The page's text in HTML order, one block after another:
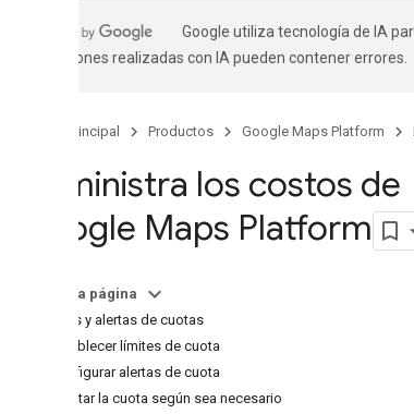
Google utiliza tecnología de IA
traducciones realizadas con IA pueden contener errores.
Página principal Productos Google Maps Platform
Administra los costos de
Google Maps Platform
En esta página
Cuotas y alertas de cuotas
Establecer límites de cuota
Configurar alertas de cuota
Ajustar la cuota según sea necesario